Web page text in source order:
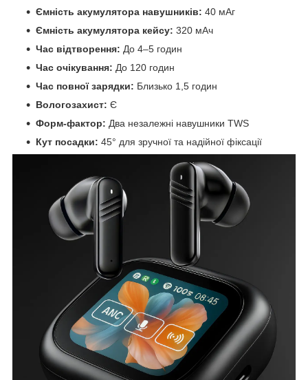
Ємність акумулятора навушників: 40 мАг
Ємність акумулятора кейсу: 320 мАч
Час відтворення: До 4–5 годин
Час очікування: До 120 годин
Час повної зарядки: Близько 1,5 годин
Вологозахист: Є
Форм-фактор: Два незалежні навушники TWS
Кут посадки: 45° для зручної та надійної фіксації